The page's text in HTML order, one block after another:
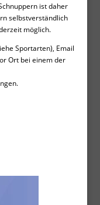
ist daher
selbstverständlich
möglich.
Sportarten), Email
Ort bei einem der